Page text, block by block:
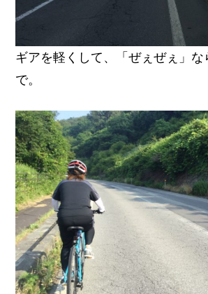
ギアを軽くして、「ぜぇぜぇ」な
で。